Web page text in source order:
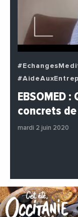
#BuzzNews
#Entreprises
EBSOMED
concrets
mardi 2 juin 2020